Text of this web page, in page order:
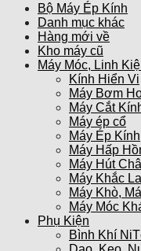
Bộ Máy Ép Kính
Danh mục khác
Hàng mới về
Kho máy cũ
Máy Móc, Linh
Kính Hiển Vi
Máy Bơm
Máy Cắt
Máy ép cổ
Máy Ép Kính
Máy Hấp
Máy Hút
Máy Khắc
Máy Khò,
Máy Móc
Phụ Kiện
Bình Khí